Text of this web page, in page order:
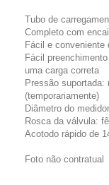
Tubo de
Completo com
Fácil e conveniente
Fácil
uma carga correta
Pressão suportada:
(temporariamente)
Diâmetro do
Rosca da válvula:
Acotodo rápido de
Foto não contratual